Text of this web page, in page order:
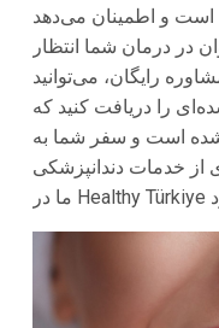
است و اطمینان می‌دهد
در درمان شما انتظار
رایگان، می‌توانید
را دریافت کنید که
است و سفر شما به
از خدمات دندانپزشکی